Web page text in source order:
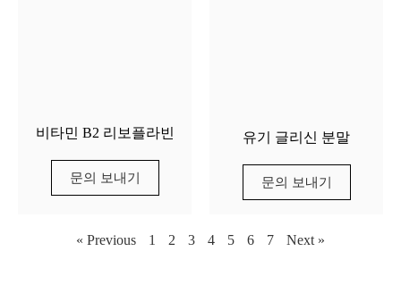
비타민 B2 리보플라빈
문의 보내기
유기 글리신 분말
문의 보내기
« Previous 1 2 3 4 5 6 7 Next »